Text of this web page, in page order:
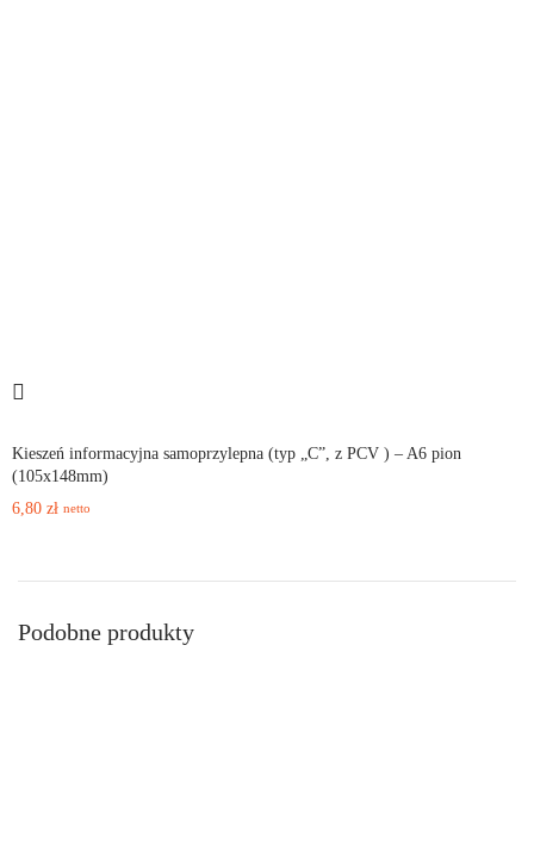
Kieszeń informacyjna samoprzylepna (typ „C”, z PCV ) – A6 pion
(105x148mm)
6,80 zł netto
Podobne produkty